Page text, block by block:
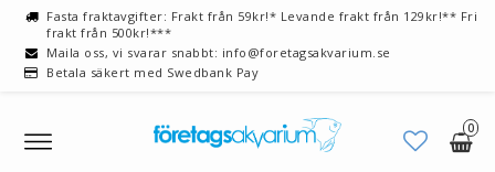
Fasta fraktavgifter: Frakt från 59kr!* Levande frakt från 129kr!** Fri
frakt från 500kr!***
Maila oss, vi svarar snabbt: info@foretagsakvarium.se
Betala säkert med Swedbank Pay
0
Toggle
navigation